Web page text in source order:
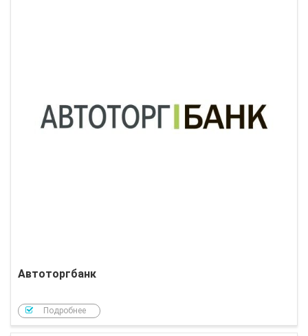
Автоторгбанк
Подробнее